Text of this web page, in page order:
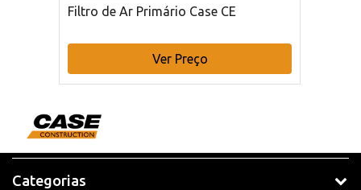
Filtro de Ar Primário Case CE
Ver Preço
Categorias